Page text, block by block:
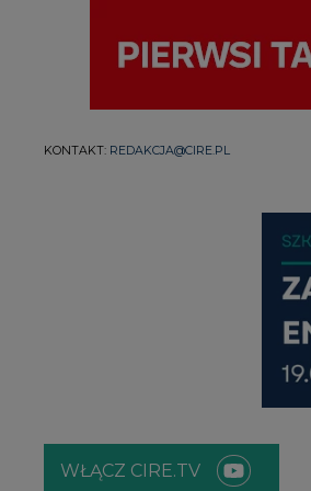
KONTAKT: REDAKCJA@CIRE.PL
WŁĄCZ CIRE.TV